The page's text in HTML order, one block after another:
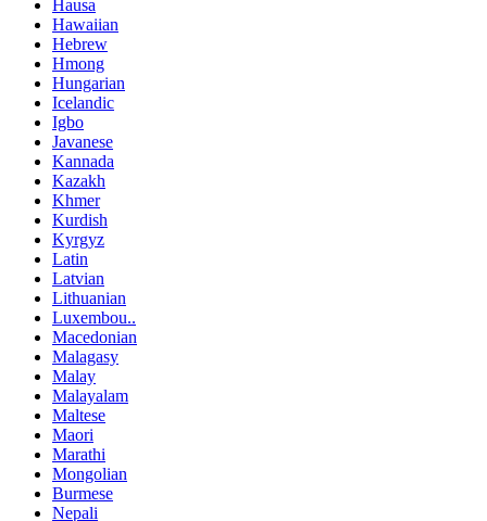
Hausa
Hawaiian
Hebrew
Hmong
Hungarian
Icelandic
Igbo
Javanese
Kannada
Kazakh
Khmer
Kurdish
Kyrgyz
Latin
Latvian
Lithuanian
Luxembou..
Macedonian
Malagasy
Malay
Malayalam
Maltese
Maori
Marathi
Mongolian
Burmese
Nepali